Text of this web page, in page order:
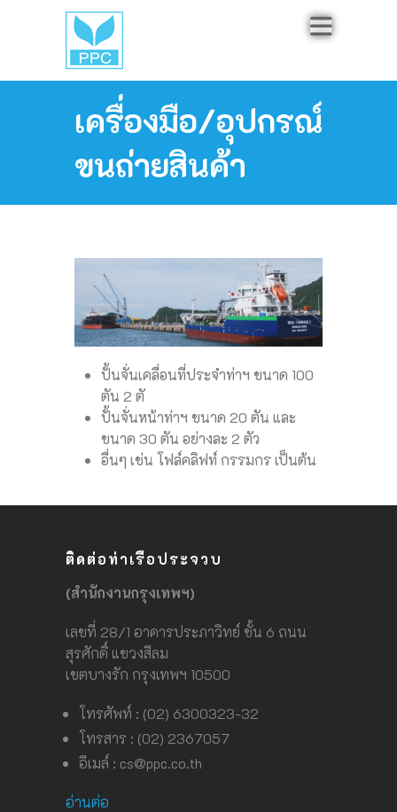
เครื่องมือ/อุปกรณ์
ขนถ่ายสินค้า
ปั้นจั่นเคลื่อนที่ประจำท่าฯ ขนาด 100
ตัน 2 ตั
ปั้นจั่นหน้าท่าฯ ขนาด 20 ตัน และ
ขนาด 30 ตัน อย่างละ 2 ตัว
อื่นๆ เช่น โฟล์คลิฟท์ กรรมกร เป็นต้น
ติดต่อท่าเรือประจวบ
(สำนักงานกรุงเทพฯ)
เลขที่ 28/1 อาคารประภาวิทย์ ชั้น 6 ถนน
สุรศักดิ์ แขวงสีลม
เขตบางรัก กรุงเทพฯ 10500
โทรศัพท์ : (02) 6300323-32
โทรสาร : (02) 2367057
อีเมล์ : cs@ppc.co.th
อ่านต่อ